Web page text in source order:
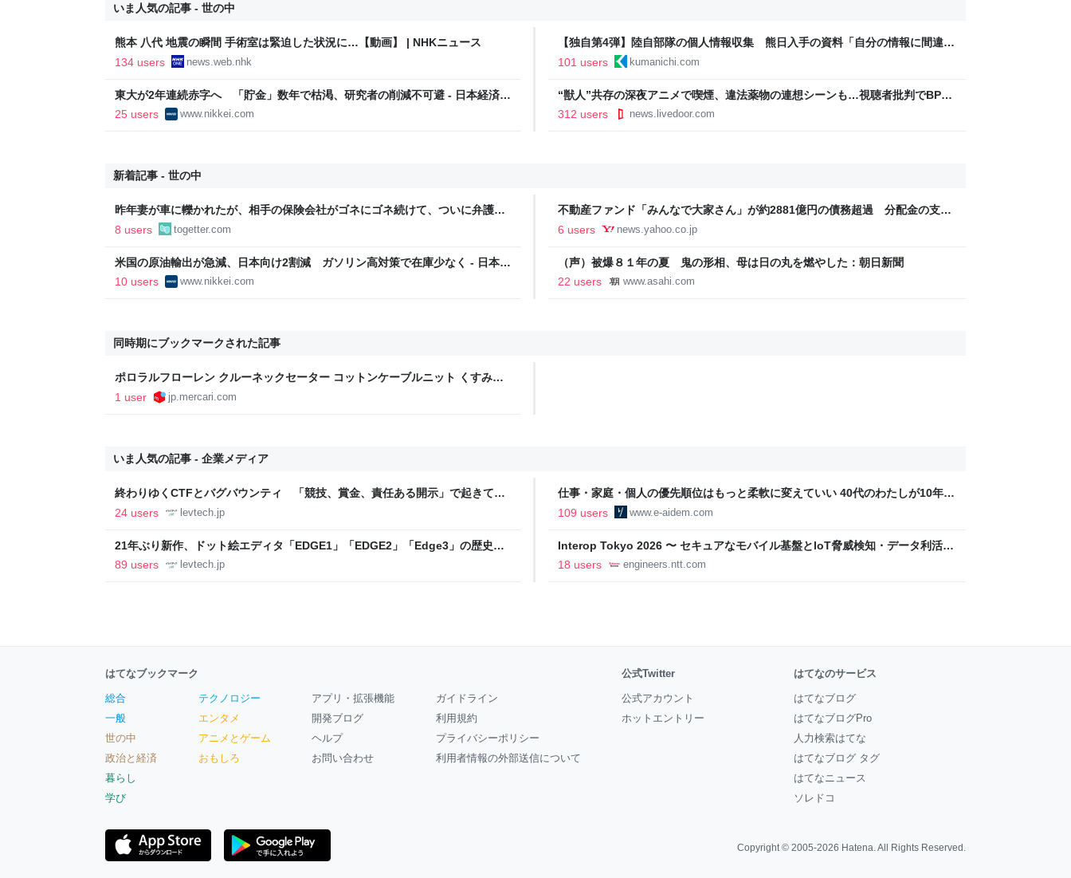
いま人気の記事 - 世の中
熊本 八代 地震の瞬間 手術室は緊迫した状況に…【動画】 | NHKニュース
134 users
news.web.nhk
【独自第4弾】陸自部隊の個人情報収集 熊日入手の資料「自分の情報に間違い
ない」 調査対象のNPO代表男性が確認 隊員とのメール履歴も一致｜熊本日
101 users kumanichi.com
東大が2年連続赤字へ 「貯金」数年で枯渇、研究者の削減不可避 - 日本経済新
聞
25 users www.nikkei.com
“獣人”共存の深夜アニメで喫煙、違法薬物の連想シーンも…視聴者批判でBPO
議論「紛らわしいことは放送しないほうが」 - ライブドアニュース
312 users news.livedoor.com
新着記事 - 世の中
昨年妻が車に轢かれたが、相手の保険会社がゴネにゴネ続けて、ついに弁護士
を立てて裁判起こしてくるらしい… 右直で自転車轢いておいてなんでそんな強
8 users togetter.com
不動産ファンド「みんなで大家さん」が約2881億円の債務超過 分配金の支払
い停止めぐり出資者約2500人が集団訴訟中 運営会社を監督する大阪府が調査
6 users news.yahoo.co.jp
米国の原油輸出が急減、日本向け2割減 ガソリン高対策で在庫少なく - 日本経
済新聞
10 users www.nikkei.com
（声）被爆８１年の夏 鬼の形相、母は日の丸を燃やした：朝日新聞
22 users
www.asahi.com
同時期にブックマークされた記事
ポロラルフローレン クルーネックセーター コットンケーブルニット くすみブ
ルー by メルカリ
1 user jp.mercari.com
いま人気の記事 - 企業メディア
終わりゆくCTFとバグバウンティ 「競技、賞金、責任ある開示」で起きてい
ること【フォーカス】 - レバテックLAB
24 users levtech.jp
仕事・家庭・個人の優先順位はもっと柔軟に変えていい 40代のわたしが10年後
の自分に伝えたいこと - りっすん by イーアイデム
109 users www.e-aidem.com
21年ぶり新作、ドット絵エディタ「EDGE1」「EDGE2」「Edge3」の歴史に
ついて作者に聞く【フォーカス】 - レバテックLAB
89 users levtech.jp
Interop Tokyo 2026 〜 セキュアなモバイル基盤とIoT脅威検知・データ利活用
への取り組み 〜 - NTT docomo Business Engineers' Blog
18 users engineers.ntt.com
はてなブックマーク
総合
一般
世の中
政治と経済
暮らし
学び
テクノロジー
エンタメ
アニメとゲーム
おもしろ
アプリ・拡張機能
開発ブログ
ヘルプ
お問い合わせ
ガイドライン
利用規約
プライバシーポリシー
利用者情報の外部送信について
公式Twitter
公式アカウント
ホットエントリー
はてなのサービス
はてなブログ
はてなブログPro
人力検索はてな
はてなブログ タグ
はてなニュース
ソレドコ
Copyright © 2005-2026 Hatena. All Rights Reserved.